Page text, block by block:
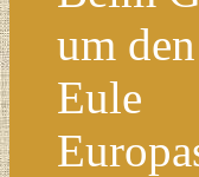
um
Eule